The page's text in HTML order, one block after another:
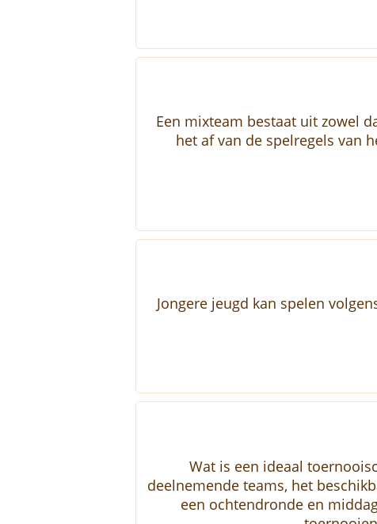
Een mixteam bestaat uit zowel
het af van de spelregels van
Jongere jeugd kan spelen
Wat is een ideaal
deelnemende teams, het
een ochtendronde en